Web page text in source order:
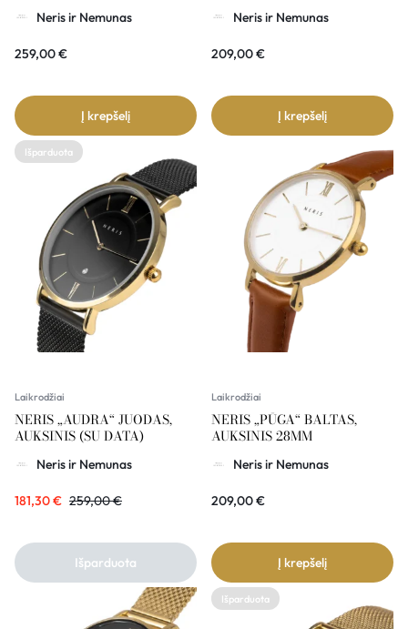
Neris ir Nemunas
259,00€
Į krepšelį
Neris ir Nemunas
209,00€
Į krepšelį
Išparduota
Laikrodžiai
NERIS „AUDRA“ JUODAS,
AUKSINIS (SU DATA)
Neris ir Nemunas
181,30€ 259,00€
Išparduota
Laikrodžiai
NERIS „PŪGA“ BALTAS,
AUKSINIS 28MM
Neris ir Nemunas
209,00€
Į krepšelį
Išparduota